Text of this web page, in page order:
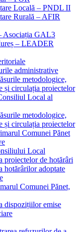
Locală – PNDL II
Rurală – AFIR
Asociația GAL3
– LEADER
administrative
metodologice,
și circulația proiectelor
Local al
metodologice,
și circulația proiectelor
Comunei Pănet
Local
proiectelor de hotărâri
hotărârilor adoptate
Comunei Pănet,
dispozițiilor emise